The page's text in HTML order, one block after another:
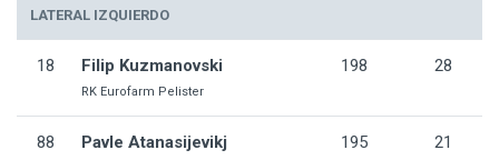
LATERAL IZQUIERDO
18 Filip Kuzmanovski
RK Eurofarm Pelister
198 28
88 Pavle Atanasijevikj 195 21